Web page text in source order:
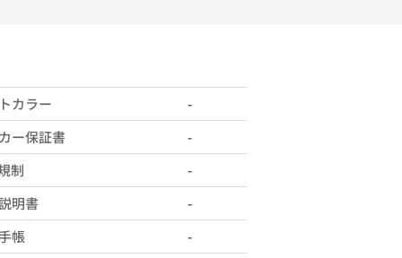
カラー
-
ー保証書
-
制
-
明書
-
帳
-